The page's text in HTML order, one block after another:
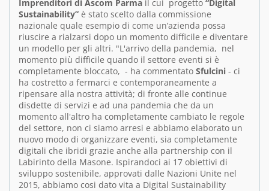
Imprenditori di Ascom Parma il cui progetto “Digital
Sustainability” è stato scelto dalla commissione
nazionale quale esempio di come un’azienda possa
riuscire a rialzarsi dopo un momento difficile e diventare
un modello per gli altri. "L'arrivo della pandemia, nel
momento più difficile quando il settore eventi si è
completamente bloccato, - ha commentato Sfulcini - ci
ha costretto a fermarci e contemporaneamente a
ripensare alla nostra attività; di fronte alle continue
disdette di servizi e ad una pandemia che da un
momento all'altro ha completamente cambiato le regole
del settore, non ci siamo arresi e abbiamo elaborato un
nuovo modo di organizzare eventi, sia completamente
digitali che ibridi grazie anche alla partnership con il
Labirinto della Masone. Ispirandoci ai 17 obiettivi di
sviluppo sostenibile, approvati dalle Nazioni Unite nel
2015, abbiamo cosi dato vita a Digital Sustainability